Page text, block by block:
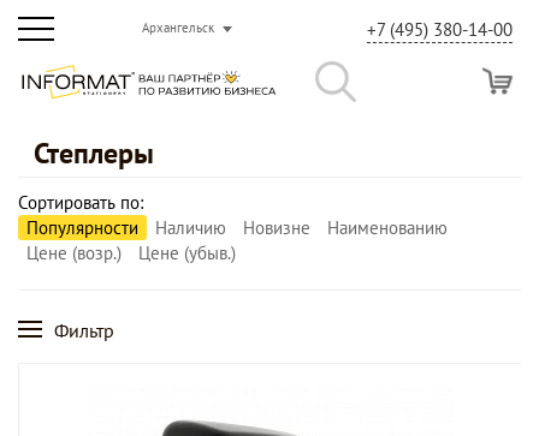
Архангельск +7 (495) 380-14-00
Степлеры
Сортировать по:
Популярности
Наличию Новизне
Наименованию
Цене (возр.)
Цене (убыв.)
Фильтр